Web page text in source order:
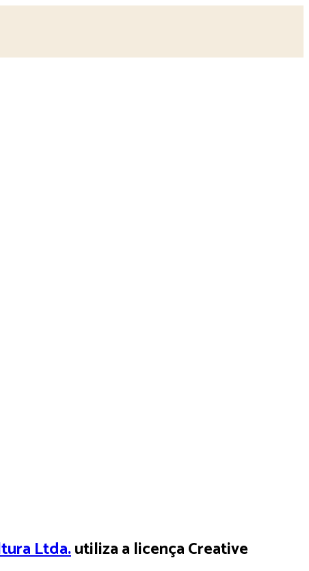
Ltda.utiliza a licença Creative